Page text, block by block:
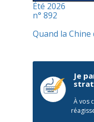
Été 2026
n° 892
Quand la Chine
Je
À vos